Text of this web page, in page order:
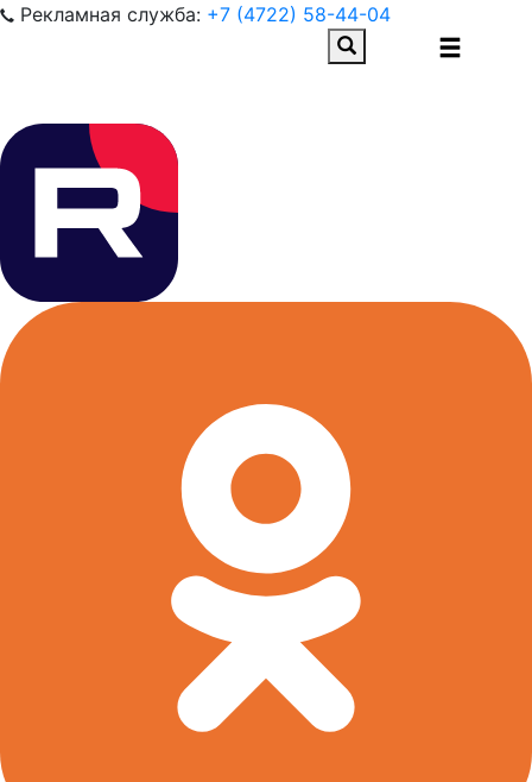
Рекламная служба: +7 (4722) 58-44-04